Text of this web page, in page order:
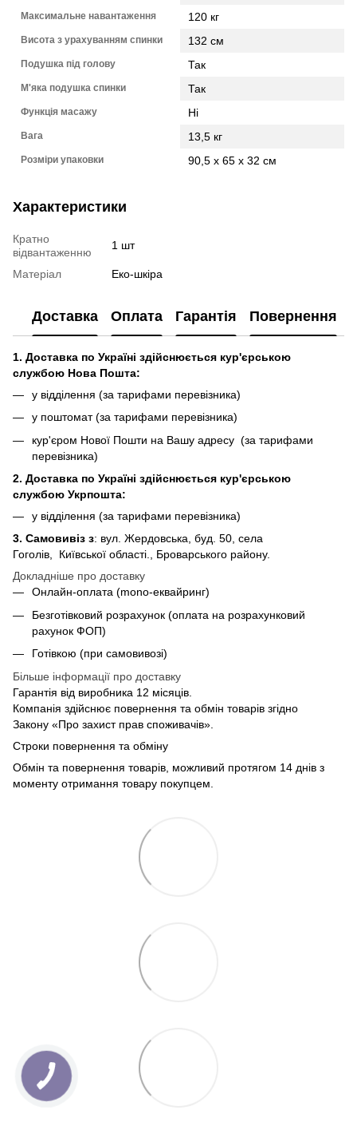
Максимальне навантаження 120 кг
Висота з урахуванням спинки 132 см
Подушка під голову Так
М'яка подушка спинки Так
Функція масажу Ні
Вага 13,5 кг
Розміри упаковки 90,5 x 65 x 32 см
Характеристики
Кратно
відвантаженню
1 шт
Матеріал Еко-шкіра
Доставка Оплата Гарантія Повернення
1. Доставка по Україні здійснюється кур'єрською
службою Нова Пошта:
у відділення (за тарифами перевізника)
у поштомат (за тарифами перевізника)
кур'єром Нової Пошти на Вашу адресу (за тарифами
перевізника)
2. Доставка по Україні здійснюється кур'єрською
службою Укрпошта:
у відділення (за тарифами перевізника)
3. Самовивіз з: вул. Жердовська, буд. 50, села
Гоголів, Київської області., Броварського району.
Докладніше про доставку
Онлайн-оплата (mono-еквайринг)
Безготівковий розрахунок (оплата на розрахунковий
рахунок ФОП)
Готівкою (при самовивозі)
Більше інформації про доставку
Гарантія від виробника 12 місяців.
Компанія здійснює повернення та обмін товарів згідно
Закону «Про захист прав споживачів».
Строки повернення та обміну
Обмін та повернення товарів, можливий протягом 14 днів з
моменту отримання товару покупцем.